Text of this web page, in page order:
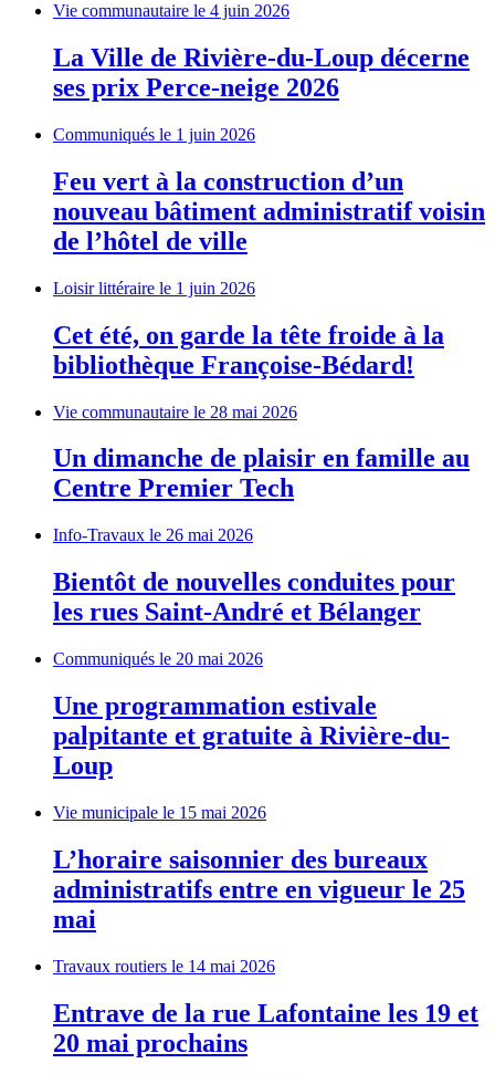
Vie communautaire le 4 juin 2026
La Ville de Rivière-du-Loup décerne
ses prix Perce-neige 2026
Communiqués le 1 juin 2026
Feu vert à la construction d’un
nouveau bâtiment administratif voisin
de l’hôtel de ville
Loisir littéraire le 1 juin 2026
Cet été, on garde la tête froide à la
bibliothèque Françoise-Bédard!
Vie communautaire le 28 mai 2026
Un dimanche de plaisir en famille au
Centre Premier Tech
Info-Travaux le 26 mai 2026
Bientôt de nouvelles conduites pour
les rues Saint-André et Bélanger
Communiqués le 20 mai 2026
Une programmation estivale
palpitante et gratuite à Rivière-du-
Loup
Vie municipale le 15 mai 2026
L’horaire saisonnier des bureaux
administratifs entre en vigueur le 25
mai
Travaux routiers le 14 mai 2026
Entrave de la rue Lafontaine les 19 et
20 mai prochains